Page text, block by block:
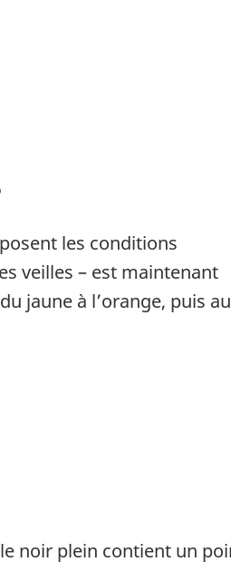
les conditions
veilles – est maintenant
jaune à l’orange, puis au